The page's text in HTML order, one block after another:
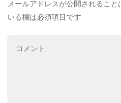
メールアドレスが公開されること
いる欄は必須項目です